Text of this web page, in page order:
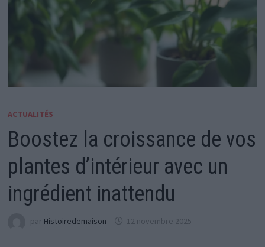
ACTUALITÉS
Boostez la croissance de vos
plantes d’intérieur avec un
ingrédient inattendu
par Histoiredemaison 12 novembre 2025